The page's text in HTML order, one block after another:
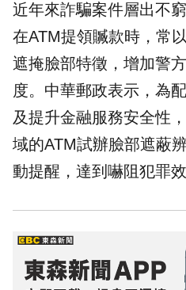
近年來詐騙案件層出不
在ATM提領贓款時，常
遮掩臉部特徵，增加警
度。中華郵政表示，為
及提升金融服務安全性
域的ATM試辦臉部遮蔽
動提醒，達到嚇阻犯罪效